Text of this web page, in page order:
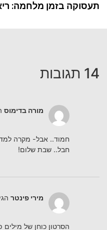
בזמן מלחמה: ריאיון
מורה בדימוס הגיב:
חמוד.. אבל- מקרה למדור
חבל.. שבת שלום!
מירי פינטר הגיב:
הסרטון כוחן של מילים פשוט